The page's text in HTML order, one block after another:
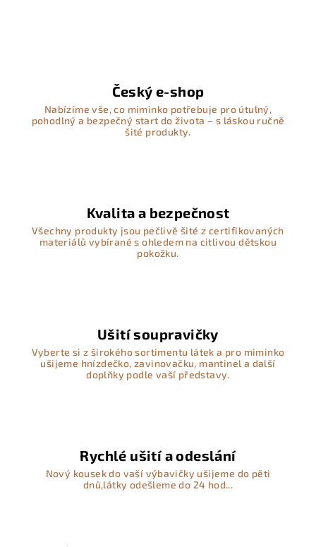
Český e-shop
Nabízíme vše, co miminko potřebuje pro útulný,
pohodlný a bezpečný start do života – s láskou ručně
šité produkty.
Kvalita a bezpečnost
Všechny produkty jsou pečlivě šité z certifikovaných
materiálů vybírané s ohledem na citlivou dětskou
pokožku.
Ušití soupravičky
Vyberte si z širokého sortimentu látek a pro miminko
ušijeme hnízdečko, zavinovačku, mantinel a další
doplňky podle vaší představy.
Rychlé ušití a odeslání
Nový kousek do vaší výbavičky ušijeme do pěti
dnů,látky odešleme do 24 hod...